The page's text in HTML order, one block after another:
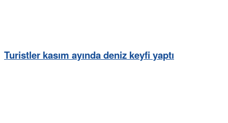
Turistler kasım ayında deniz keyfi yaptı